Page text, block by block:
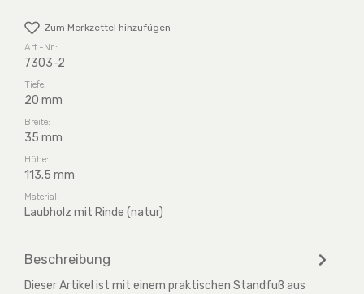
Zum Merkzettel hinzufügen
Art.-Nr.:
7303-2
Tiefe:
20 mm
Breite:
35 mm
Höhe:
113.5 mm
Material:
Laubholz mit Rinde (natur)
Beschreibung
Dieser Artikel ist mit einem praktischen Standfuß aus